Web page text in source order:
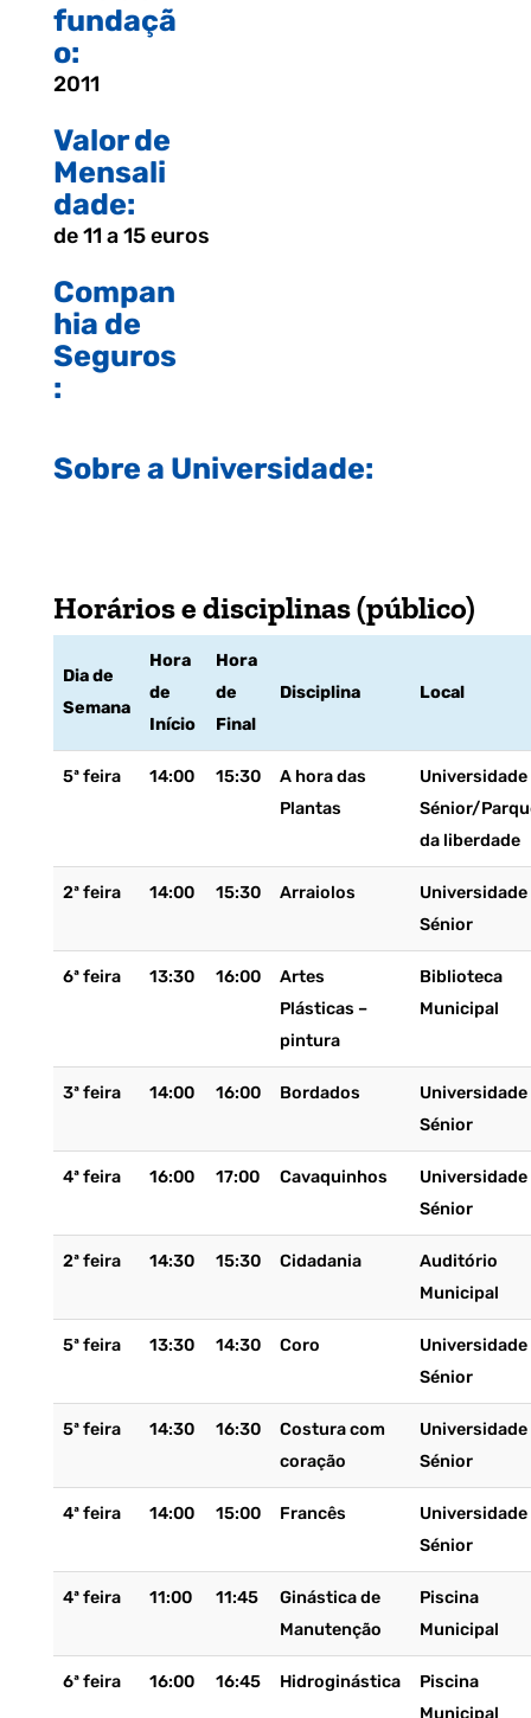
fundaçã
o:
2011
Valor de
Mensali
dade:
de 11 a 15 euros
Compan
hia de
Seguros
:
Sobre a Universidade:
Horários e disciplinas (público)
Dia de
Semana
Hora
de
Início
Hora
de
Final
Disciplina Local
5ª feira 14:00 15:30
A hora das
Plantas
Universidade
Sénior/
da liberdade
2ª feira 14:00 15:30 Arraiolos
Universidade
Sénior
6ª feira 13:30 16:00
Artes
Plásticas –
pintura
Biblioteca
Municipal
3ª feira 14:00 16:00 Bordados
Universidade
Sénior
4ª feira 16:00 17:00 Cavaquinhos
Universidade
Sénior
2ª feira 14:30 15:30 Cidadania
Auditório
Municipal
5ª feira 13:30 14:30 Coro
Universidade
Sénior
5ª feira 14:30 16:30
Costura com
coração
Universidade
Sénior
4ª feira 14:00 15:00 Francês
Universidade
Sénior
4ª feira 11:00 11:45
Ginástica de
Manutenção
Piscina
Municipal
6ª feira 16:00 16:45 Hidroginástica
Piscina
Municipal